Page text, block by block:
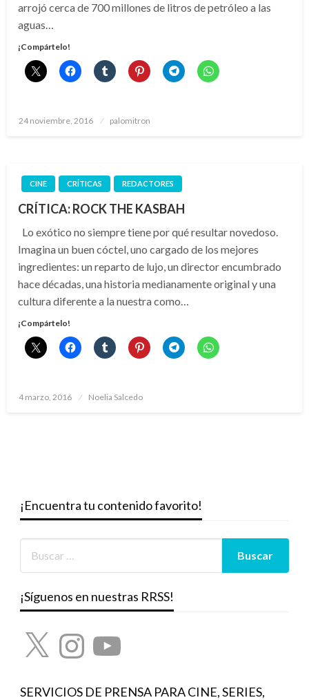
arrojó cerca de 700 millones de litros de petróleo a las
aguas…
¡Compártelo!
Publicado
24 noviembre, 2016 palomitron
CINE CRÍTICAS REDACTORES
CRÍTICA: ROCK THE KASBAH
Lo exótico no siempre tiene por qué resultar novedoso.
Imagina un buen cóctel, uno cargado de los mejores
ingredientes: un reparto de lujo, un director encumbrado
hace décadas, una historia medianamente original y una
cultura diferente a la nuestra como…
¡Compártelo!
Publicado
4 marzo, 2016 Noelia Salcedo
¡Encuentra tu contenido favorito!
¡Síguenos en nuestras RRSS!
X InstagramYouTube
SERVICIOS DE PRENSA PARA CINE, SERIES,